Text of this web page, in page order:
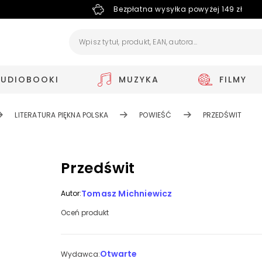
Bezpłatna wysyłka powyżej 149 zł
MUZYKA FILMY
LITERATURA PIĘKNA POLSKA POWIEŚĆ PRZEDŚWIT
Przedświt
Autor:Tomasz Michniewicz
Oceń produkt
Wydawca:Otwarte